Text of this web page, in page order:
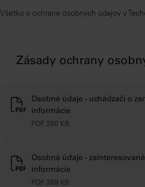
Všetko o ochrane osobných údajov v
Zásady ochrany
Osobné údaje - uchádzači o
informácie
PDF 250 KB
Osobné údaje -
informácie
PDF 259 KB